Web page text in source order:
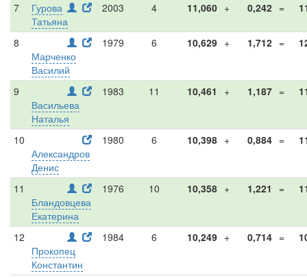
7
Гурова
Татьяна
2003 4 11,060 + 0,242 =
8
Марченко
Василий
1979 6 10,629 + 1,712 =
9
Васильева
Наталья
1983 11 10,461 + 1,187 =
10
Александров
Денис
1980 6 10,398 + 0,884 =
11
Бландовцева
Екатерина
1976 10 10,358 + 1,221 =
12
Прокопец
Константин
1984 6 10,249 + 0,714 =